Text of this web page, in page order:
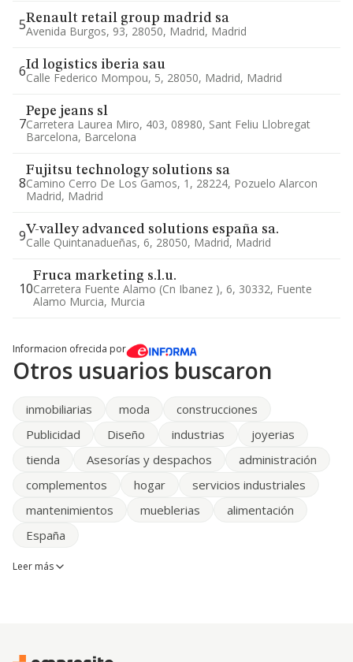
5Renault retail group madrid sa
Avenida Burgos, 93, 28050, Madrid, Madrid
6Id logistics iberia sau
Calle Federico Mompou, 5, 28050, Madrid, Madrid
7
Pepe jeans sl
Carretera Laurea Miro, 403, 08980, Sant Feliu Llobregat
Barcelona, Barcelona
8
Fujitsu technology solutions sa
Camino Cerro De Los Gamos, 1, 28224, Pozuelo Alarcon
Madrid, Madrid
9V-valley advanced solutions españa sa.
Calle Quintanadueñas, 6, 28050, Madrid, Madrid
10
Fruca marketing s.l.u.
Carretera Fuente Alamo (cn Ibanez ), 6, 30332, Fuente
Alamo Murcia, Murcia
Informacion ofrecida por
Otros usuarios buscaron
inmobiliarias moda
construcciones
Publicidad
Diseño industrias
joyerias
tienda
Asesorías y despachos
administración
complementos
hogar
servicios industriales
mantenimientos
mueblerias
alimentación
España
Leer más